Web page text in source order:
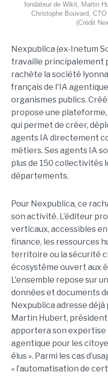
fondateur de Wikit, Martin
Christophe Bouvard,
(Crédit
Nexpublica (ex-Inetum
travaille principalement
rachète la société
français de l'IA
organismes publics.
propose une
qui permet de créer,
agents IA directement
métiers. Ses agents IA
plus de 150 collectivités
départements.
Pour Nexpublica, ce
son activité. L’éditeur
verticaux, accessibles
finance, les ressources
territoire ou la sécurité
écosystème ouvert aux
L'ensemble repose sur
données et documents
Nexpublica adresse déjà
Martin Hubert,
apportera son expertise
agentique pour les
élus ». Parmi les cas
« l’automatisation de